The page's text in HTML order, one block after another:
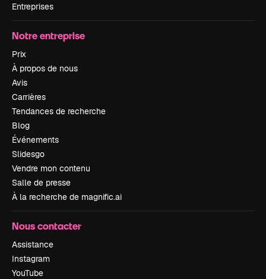
Entreprises
Notre entreprise
Prix
À propos de nous
Avis
Carrières
Tendances de recherche
Blog
Événements
Slidesgo
Vendre mon contenu
Salle de presse
À la recherche de magnific.ai
Nous contacter
Assistance
Instagram
YouTube